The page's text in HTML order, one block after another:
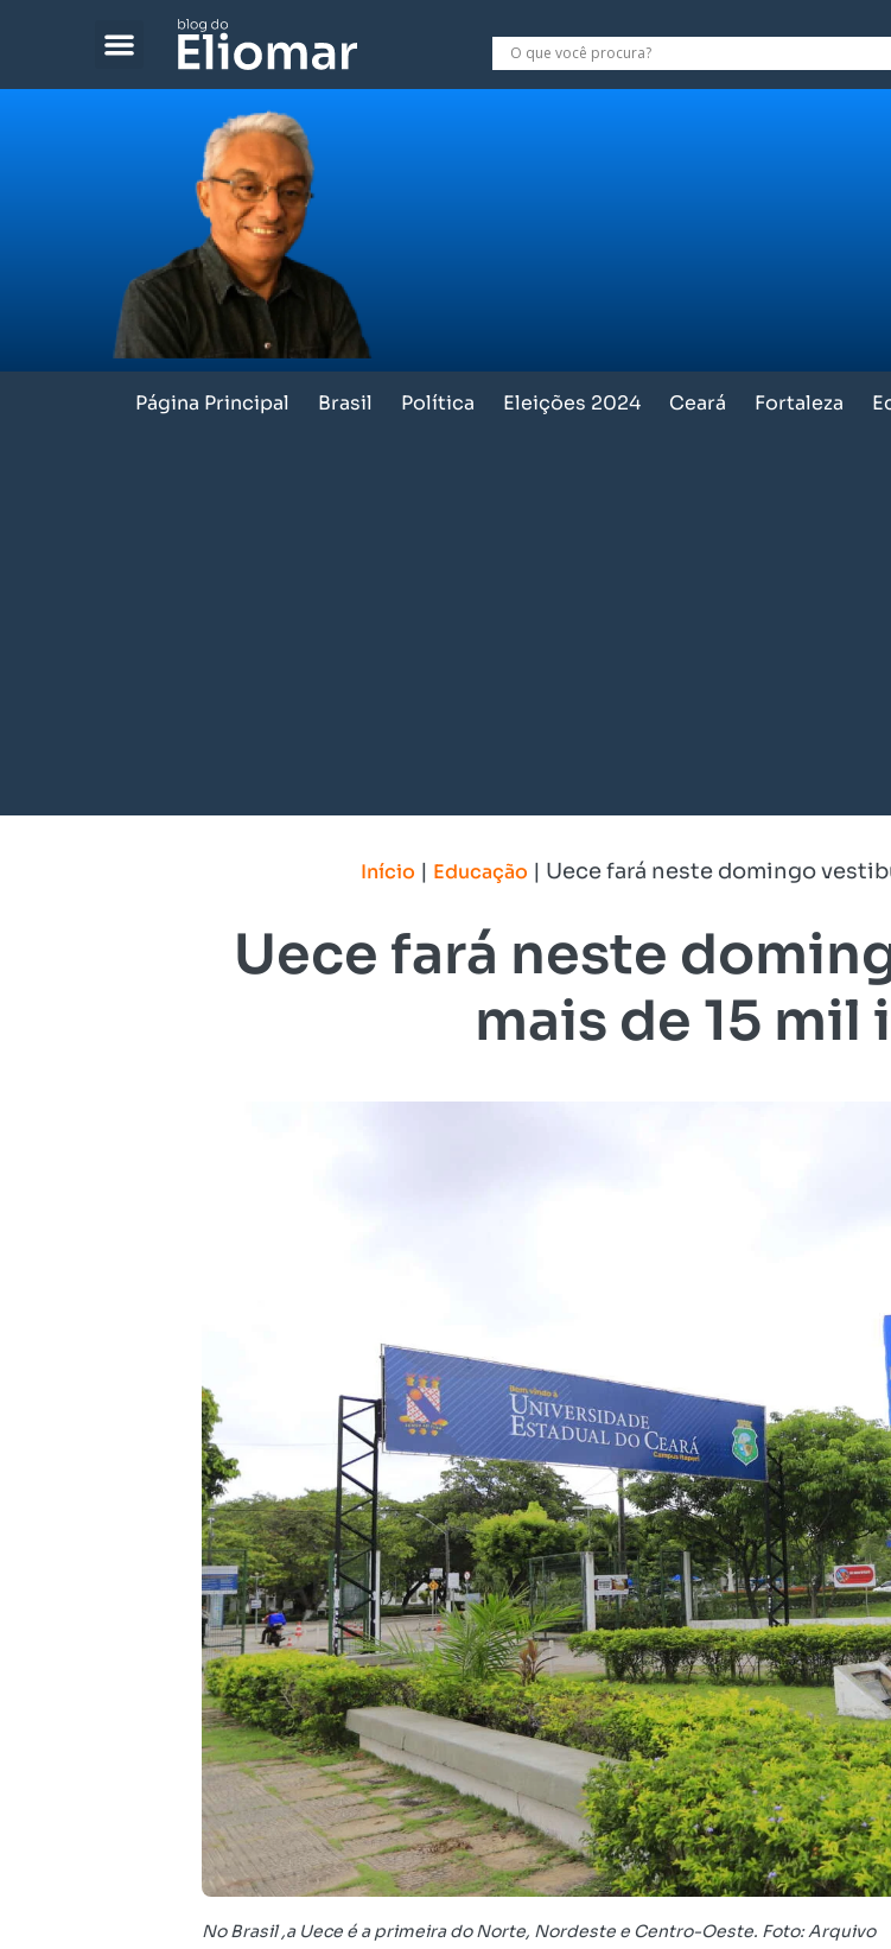
Página Principal Brasil Política Eleições 2024 Ceará Fortaleza
Início | Educação | Uece fará neste domingo
Uece fará neste
mais de 15
No Brasil ,a Uece é a primeira do Norte, Nordeste e Centro-Oeste. Foto: Arquivo